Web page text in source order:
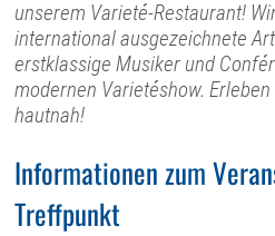
unserem Varieté-Restaurant!
international ausgezeichnete
erstklassige Musiker und
modernen Varietéshow.
hautnah!
Informationen zum
Treffpunkt